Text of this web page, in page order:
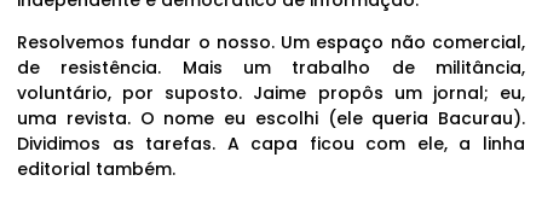
Resolvemos fundar o nosso. Um espaço não comercial,
de resistência. Mais um trabalho de militância,
voluntário, por suposto. Jaime propôs um jornal; eu,
uma revista. O nome eu escolhi (ele queria Bacurau).
Dividimos as tarefas. A capa ficou com ele, a linha
editorial também.